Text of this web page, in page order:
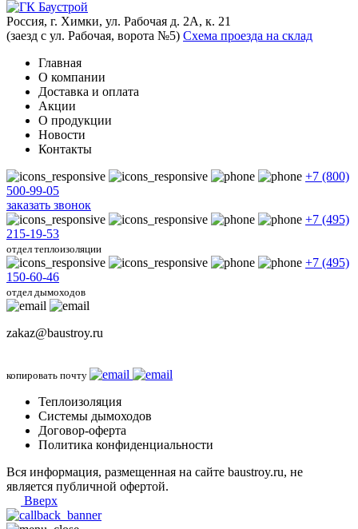
Россия, г. Химки, ул. Рабочая д. 2А, к. 21
(заезд с ул. Рабочая, ворота №5) Схема проезда на склад
Главная
О компании
Доставка и оплата
Акции
О продукции
Новости
Контакты
+7 (800)
500-99-05
заказать звонок
+7 (495)
215-19-53
отдел теплоизоляции
+7 (495)
150-60-46
отдел дымоходов
zakaz@baustroy.ru
копировать почту
Теплоизоляция
Системы дымоходов
Договор-оферта
Политика конфиденциальности
Вся информация, размещенная на сайте baustroy.ru, не
является публичной офертой.
Вверх